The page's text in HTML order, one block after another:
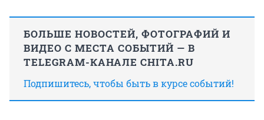
БОЛЬШЕ НОВОСТЕЙ, ФОТОГРАФИЙ И
ВИДЕО С МЕСТА СОБЫТИЙ — В
TELEGRAM-КАНАЛЕ CHITA.RU
Подпишитесь, чтобы быть в курсе событий!